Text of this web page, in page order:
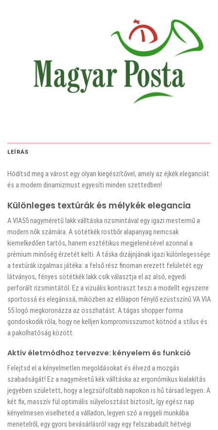
LEÍRÁS
Hódítsd meg a várost egy olyan kiegészítővel, amely az éjkék eleganciát
és a modern dinamizmust egyesíti minden szettedben!
Különleges textúrák és mélykék elegancia
A VIA55 nagyméretű lakk válltáska rizsmintával egy igazi mestermű a
modern nők számára. A sötétkék rostbőr alapanyag nemcsak
kiemelkedően tartós, hanem esztétikus megjelenésével azonnal a
prémium minőség érzetét kelti. A táska dizájnjának igazi különlegessége
a textúrák izgalmas játéka: a felső rész finoman erezett felületét egy
látványos, fényes sötétkék lakk csík választja el az alsó, egyedi
perforált rizsmintától. Ez a vizuális kontraszt teszi a modellt egyszerre
sportossá és elegánssá, miközben az előlapon fénylő ezüstszínű VA VIA
55 logó megkoronázza az összhatást. A tágas shopper forma
gondoskodik róla, hogy ne kelljen kompromisszumot kötnöd a stílus és
a pakolhatóság között.
Aktív életmódhoz tervezve: kényelem és funkció
Felejtsd el a kényelmetlen megoldásokat és élvezd a mozgás
szabadságát! Ez a nagyméretű kék válltáska az ergonómikus kialakítás
jegyében született, hogy a legzsúfoltabb napokon is hű társad legyen. A
két fix, masszív fül optimális súlyelosztást biztosít, így egész nap
kényelmesen viselheted a válladon, legyen szó a reggeli munkába
menetelről, egy gyors bevásárlásról vagy egy felszabadult hétvégi